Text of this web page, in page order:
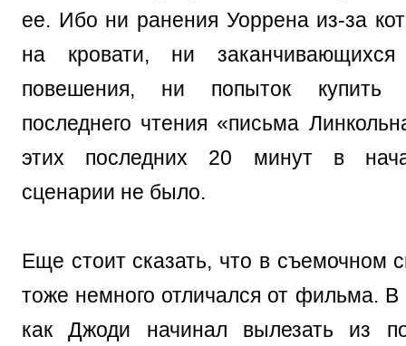
ее. Ибо ни ранения Уоррена из-за
на кровати, ни
повешения, ни попыток купить
последнего чтения «письма
этих последних 20 минут в
сценарии не было.
Еще стоит сказать, что в съемочном
тоже немного отличался от фильма. В
как Джоди начинал вылезать из